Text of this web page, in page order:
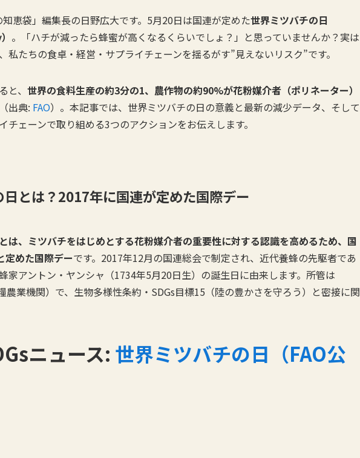
知恵袋」編集長の日野広大です。5月20日は国連が定めた世界ミツバチの日
。「ハチが減ったら蜂蜜が高くなるくらいでしょ？」と思っていませんか？実は
私たちの食卓・経営・サプライチェーンを揺るがす”見えないリスク”です。
と、世界の食料生産の約3分の1、農作物の約90%が花粉媒介者（ポリネーター）
（出典: FAO）。本記事では、世界ミツバチの日の意義と最新の減少データ、そして
チェーンで取り組める3つのアクションをお伝えします。
日とは？2017年に国連が定めた国際デー
は、ミツバチをはじめとする花粉媒介者の重要性に対する認識を高めるため、国
定めた国際デーです。2017年12月の国連総会で制定され、近代養蜂の先駆者であ
家アントン・ヤンシャ（1734年5月20日生）の誕生日に由来します。所管は
農業機関）で、生物多様性条約・SDGs目標15（陸の豊かさを守ろう）と密接に関
ニュース: 世界ミツバチの日（FAO公